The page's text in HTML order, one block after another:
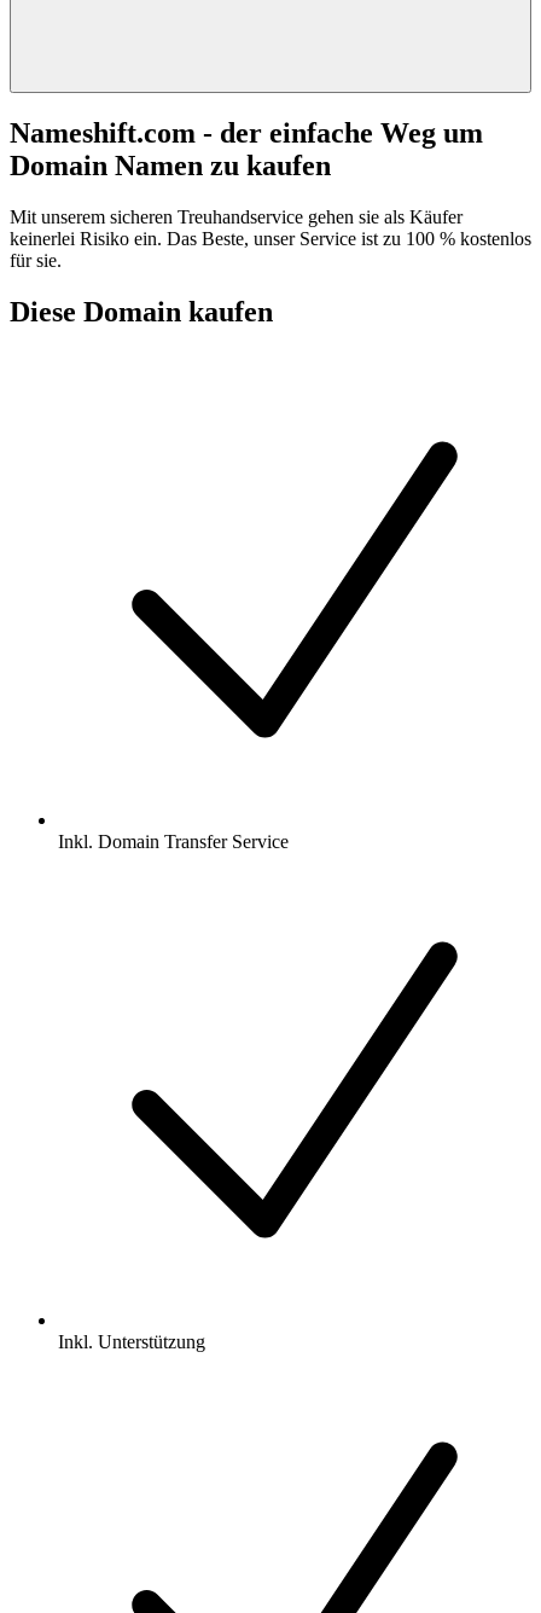
Nameshift.com - der einfache Weg um
Domain Namen zu kaufen
Mit unserem sicheren Treuhandservice gehen sie als Käufer
keinerlei Risiko ein. Das Beste, unser Service ist zu 100 % kostenlos
für sie.
Diese Domain kaufen
Inkl. Domain Transfer Service
Inkl. Unterstützung